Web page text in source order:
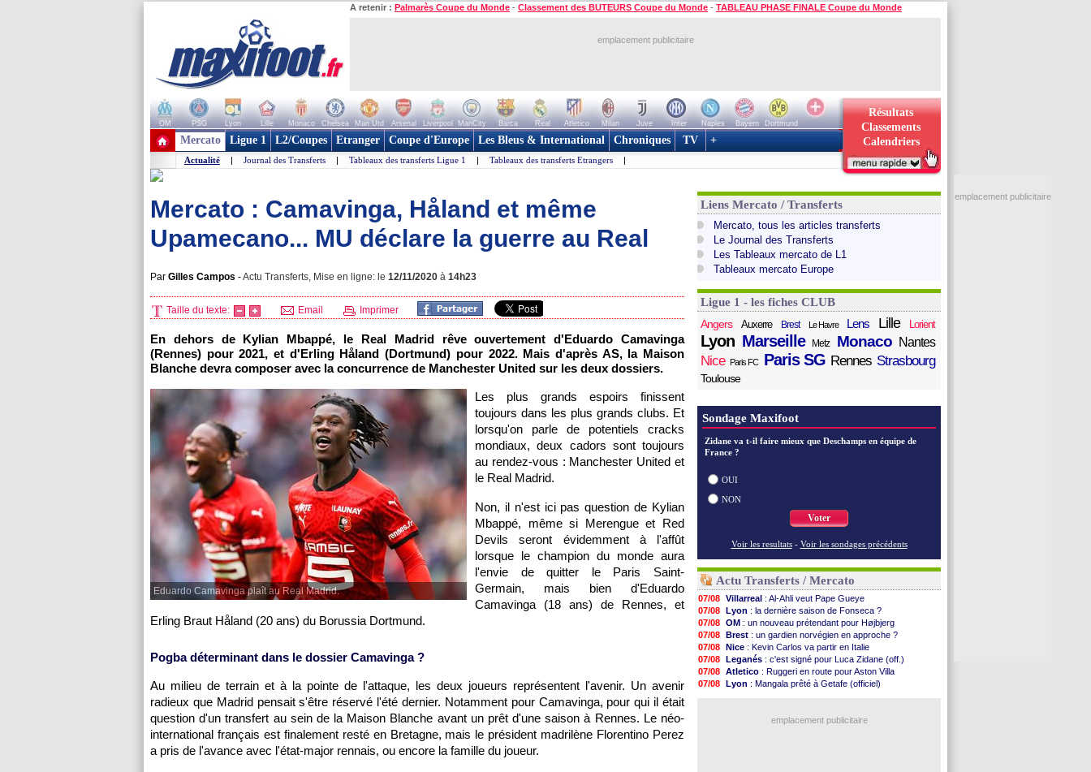
A retenir : Palmarès Coupe du Monde - Classement des BUTEURS Coupe du Monde - TABLEAU PHASE FINALE Coupe du Monde
emplacement publicitaire
OM PSG Lyon Lille Monaco Chelsea Man Utd Arsenal Liverpool ManCity Barca Real Atletico Milan Juve Inter Naples Bayern
Dortmund
+ de clubs
Résultats
Classements
Calendriers
Mercato Ligue 1 L2/Coupes Etranger Coupe d'Europe Les Bleus & International Chroniques TV +
Actualité | Journal des Transferts | Tableaux des transferts Ligue 1 | Tableaux des transferts Etrangers |
Mercato : Camavinga, Håland et même
Upamecano... MU déclare la guerre au Real
Par Gilles Campos -Actu Transferts, Mise en ligne: le 12/11/2020 à 14h23
Taille du texte: Email Imprimer
En dehors de Kylian Mbappé, le Real Madrid rêve ouvertement d'Eduardo Camavinga
(Rennes) pour 2021, et d'Erling Håland (Dortmund) pour 2022. Mais d'après AS, la Maison
Blanche devra composer avec la concurrence de Manchester United sur les deux dossiers.
Eduardo Camavinga plaît au Real Madrid.
Les plus grands espoirs finissent
toujours dans les plus grands clubs. Et
lorsqu'on parle de potentiels cracks
mondiaux, deux cadors sont toujours
au rendez-vous : Manchester United et
le Real Madrid.
Non, il n'est ici pas question de Kylian
Mbappé, même si Merengue et Red
Devils seront évidemment à l'affût
lorsque le champion du monde aura
l'envie de quitter le Paris Saint-
Germain, mais bien d'Eduardo
Camavinga (18 ans) de Rennes, et
Erling Braut Håland (20 ans) du Borussia Dortmund.
Pogba déterminant dans le dossier Camavinga ?
Au milieu de terrain et à la pointe de l'attaque, les deux joueurs représentent l'avenir. Un avenir
radieux que Madrid pensait s'être réservé l'été dernier. Notamment pour Camavinga, pour qui il était
question d'un transfert au sein de la Maison Blanche avant un prêt d'une saison à Rennes. Le néo-
international français est finalement resté en Bretagne, mais le président madrilène Florentino Perez
a pris de l'avance avec l'état-major rennais, ou encore la famille du joueur.
Liens Mercato / Transferts
Mercato, tous les articles transferts
Le Journal des Transferts
Les Tableaux mercato de L1
Tableaux mercato Europe
Ligue 1 - les fiches CLUB
Angers
Auxerre Brest Le Havre Lens Lille Lorient
Lyon Marseille Metz Monaco Nantes
Nice Paris FC Paris SG Rennes Strasbourg
Toulouse
Sondage Maxifoot
Zidane va t-il faire mieux que Deschamps en équipe de
France ?
OUI
NON
Voter
Voir les resultats - Voir les sondages précédents
Actu Transferts / Mercato
07/08 Villarreal : Al-Ahli veut Pape Gueye
07/08 Lyon : la dernière saison de Fonseca ?
07/08 OM : un nouveau prétendant pour Højbjerg
07/08 Brest : un gardien norvégien en approche ?
07/08 Nice : Kevin Carlos va partir en Italie
07/08 Leganés : c'est signé pour Luca Zidane (off.)
07/08 Atletico : Ruggeri en route pour Aston Villa
07/08 Lyon : Mangala prêté à Getafe (officiel)
: Mastantuono prêté à la Fiorentina (off.)
emplacement publicitaire
emplacement publicitaire